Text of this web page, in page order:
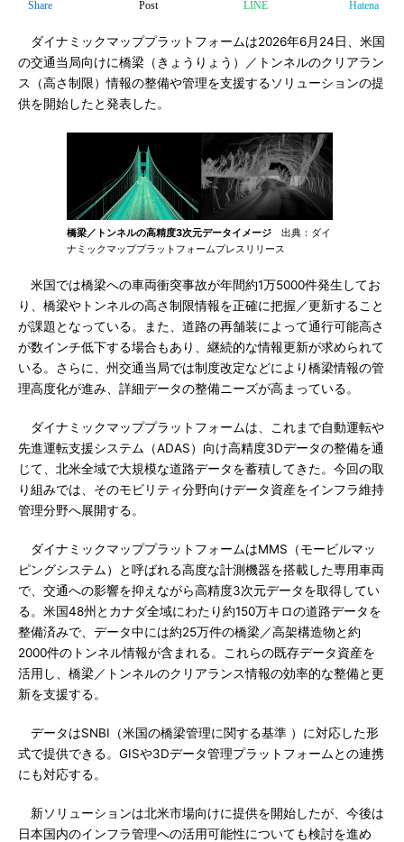
Share Post LINE Hatena
ダイナミックマッププラットフォームは2026年6月24日、米国
の交通当局向けに橋梁（きょうりょう）／トンネルのクリアラン
ス（高さ制限）情報の整備や管理を支援するソリューションの提
供を開始したと発表した。
橋梁／トンネルの高精度3次元データイメージ 出典：ダイ
ナミックマッププラットフォームプレスリリース
米国では橋梁への車両衝突事故が年間約1万5000件発生してお
り、橋梁やトンネルの高さ制限情報を正確に把握／更新すること
が課題となっている。また、道路の再舗装によって通行可能高さ
が数インチ低下する場合もあり、継続的な情報更新が求められて
いる。さらに、州交通当局では制度改定などにより橋梁情報の管
理高度化が進み、詳細データの整備ニーズが高まっている。
ダイナミックマッププラットフォームは、これまで自動運転や
先進運転支援システム（ADAS）向け高精度3Dデータの整備を通
じて、北米全域で大規模な道路データを蓄積してきた。今回の取
り組みでは、そのモビリティ分野向けデータ資産をインフラ維持
管理分野へ展開する。
ダイナミックマッププラットフォームはMMS（モービルマッ
ピングシステム）と呼ばれる高度な計測機器を搭載した専用車両
で、交通への影響を抑えながら高精度3次元データを取得してい
る。米国48州とカナダ全域にわたり約150万キロの道路データを
整備済みで、データ中には約25万件の橋梁／高架構造物と約
2000件のトンネル情報が含まれる。これらの既存データ資産を
活用し、橋梁／トンネルのクリアランス情報の効率的な整備と更
新を支援する。
データはSNBI（米国の橋梁管理に関する基準 ）に対応した形
式で提供できる。GISや3Dデータ管理プラットフォームとの連携
にも対応する。
新ソリューションは北米市場向けに提供を開始したが、今後は
日本国内のインフラ管理への活用可能性についても検討を進め